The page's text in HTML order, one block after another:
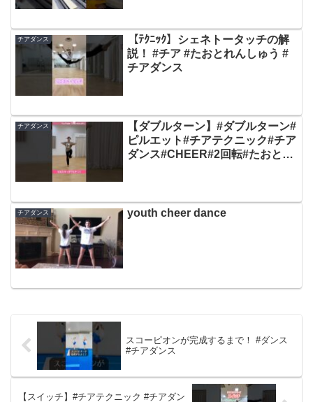
チアダンス
【ﾃｸﾆｯｸ】シェネトータッチの解
説！ #チア #たおとれんしゅう #
チアダンス
チアダンス
【ダブルターン】#ダブルターン#
ピルエット#チアテクニック#チア
ダンス#CHEER#2回転#たおとれ
チアダンス youth cheer dance
スコーピオンが完成するまで！ #ダンス
#チアダンス
【スイッチ】#チアテクニック #チアダン